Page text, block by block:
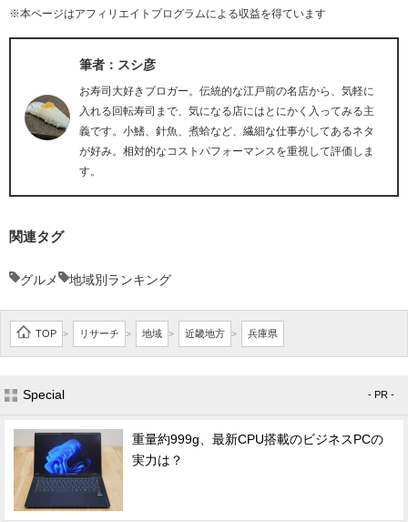
※本ページはアフィリエイトプログラムによる収益を得ています
筆者：スシ彦
お寿司大好きブロガー。伝統的な江戸前の名店から、気軽に
入れる回転寿司まで、気になる店にはとにかく入ってみる主
義です。小鰭、針魚、煮蛤など、繊細な仕事がしてあるネタ
が好み。相対的なコストパフォーマンスを重視して評価しま
す。
関連タグ
グルメ 地域別ランキング
TOP > リサーチ > 地域 > 近畿地方 > 兵庫県
Special - PR -
重量約999g、最新CPU搭載のビジネスPCの
実力は？